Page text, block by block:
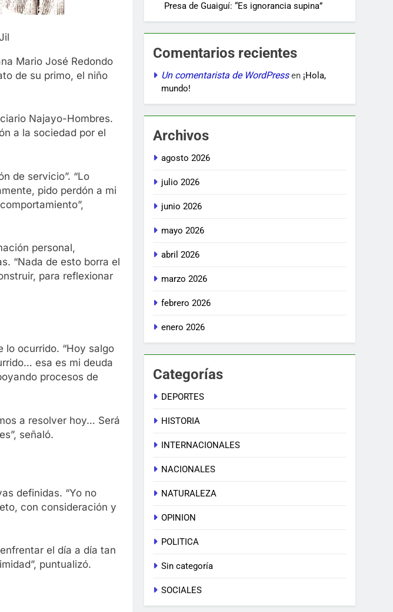
Mario José Redondo
de su primo, el niño
Najayo-Hombres.
a la sociedad por el
de servicio”. “Lo
pido perdón a mi
personal,
“Nada de esto borra el
para reflexionar
lo ocurrido. “Hoy salgo
esa es mi deuda
procesos de
a resolver hoy… Será
señaló.
definidas. “Yo no
con consideración y
el día a día tan
puntualizó.
Presa de Guaiguí: “Es ignorancia supina”
Comentarios recientes
Un comentarista de WordPressen ¡Hola,
mundo!
Archivos
agosto 2026
julio 2026
junio 2026
mayo 2026
abril 2026
marzo 2026
febrero 2026
enero 2026
Categorías
DEPORTES
HISTORIA
INTERNACIONALES
NACIONALES
NATURALEZA
OPINION
POLITICA
Sin categoría
SOCIALES